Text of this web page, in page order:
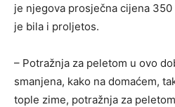
je njegova prosječna cijena
je bila i proljetos.
– Potražnja za peletom u ovo
smanjena, kako na domaćem,
tople zime, potražnja za